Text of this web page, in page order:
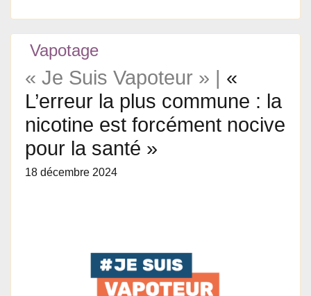
Vapotage
« Je Suis Vapoteur » | «
L’erreur la plus commune : la
nicotine est forcément nocive
pour la santé »
18 décembre 2024